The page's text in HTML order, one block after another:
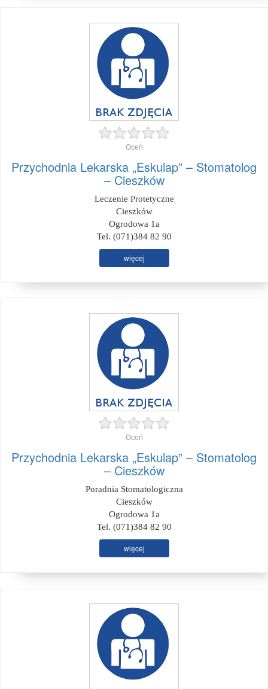
Oceń
Przychodnia Lekarska „Eskulap” – Stomatolog
– Cieszków
Leczenie Protetyczne
Cieszków
Ogrodowa 1a
Tel. (071)384 82 90
więcej
Oceń
Przychodnia Lekarska „Eskulap” – Stomatolog
– Cieszków
Poradnia Stomatologiczna
Cieszków
Ogrodowa 1a
Tel. (071)384 82 90
więcej